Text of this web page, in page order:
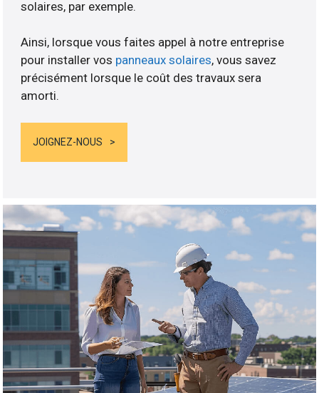
solaires, par exemple.
Ainsi, lorsque vous faites appel à notre entreprise
pour installer vos panneaux solaires, vous savez
précisément lorsque le coût des travaux sera
amorti.
JOIGNEZ-NOUS